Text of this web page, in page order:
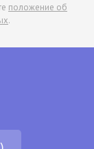
положение об
.